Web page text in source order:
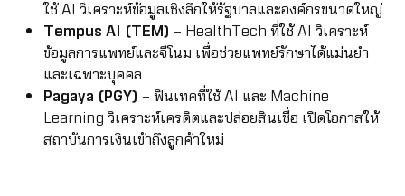
ใช้ AI วิเคราะห์ข้อมูลเชิงลึกให้รัฐบาลและองค์กรขนาดใหญ่
Tempus AI (TEM) – HealthTech ที่ใช้ AI วิเคราะห์
ข้อมูลการแพทย์และจีโนม เพื่อช่วยแพทย์รักษาได้แม่นยำ
และเฉพาะบุคคล
Pagaya (PGY) – ฟินเทคที่ใช้ AI และ Machine
Learning วิเคราะห์เครดิตและปล่อยสินเชื่อ เปิดโอกาสให้
สถาบันการเงินเข้าถึงลูกค้าใหม่